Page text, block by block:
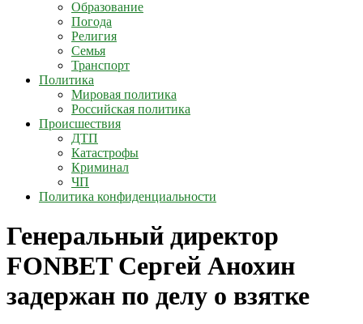
Образование
Погода
Религия
Семья
Транспорт
Политика
Мировая политика
Российская политика
Происшествия
ДТП
Катастрофы
Криминал
ЧП
Политика конфиденциальности
Генеральный директор
FONBET Сергей Анохин
задержан по делу о взятке